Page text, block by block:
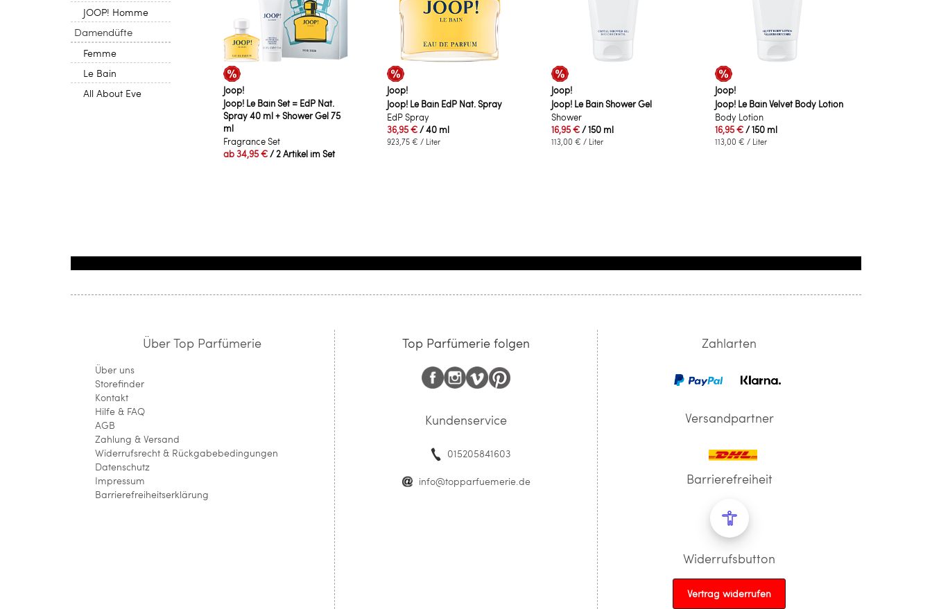
JOOP! Homme
Damendüfte
Femme
Le Bain
All About Eve
Joop!
Joop! Le Bain Set = EdP Nat.
Spray 40 ml + Shower Gel 75
ml
Fragrance Set
ab34,95 €/ 2 Artikel im Set
Joop!
Joop! Le Bain EdP Nat. Spray
EdP Spray
36,95 €/ 40 ml
923,75 € / Liter
Joop!
Joop! Le Bain Shower Gel
Shower
16,95 €/ 150 ml
113,00 € / Liter
Joop!
Joop! Le Bain Velvet Body Lotion
Body Lotion
16,95 €/ 150 ml
113,00 € / Liter
Über Top Parfümerie
Über uns
Storefinder
Kontakt
Hilfe & FAQ
AGB
Zahlung & Versand
Widerrufsrecht & Rückgabebedingungen
Datenschutz
Impressum
Barrierefreiheitserklärung
Top Parfümerie folgen
Kundenservice
015205841603
info@topparfuemerie.de
Zahlarten
Versandpartner
Barrierefreiheit
Widerrufsbutton
Vertrag widerrufen